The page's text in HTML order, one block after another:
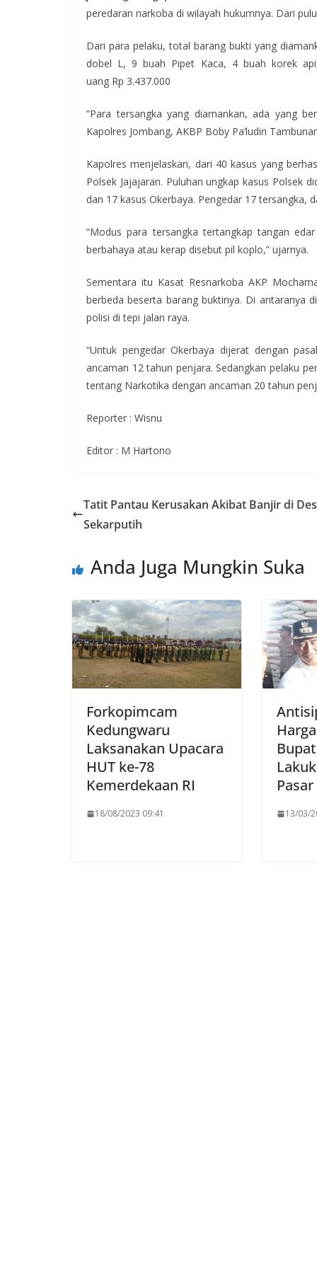
o
o
k
A
p
a
m
peredaran narkoba di wilayah hukumnya. Dari
Dari para pelaku, total barang bukti yang
dobel L, 9 buah Pipet Kaca, 4 buah korek
uang Rp 3.437.000
“Para tersangka yang diamankan, ada yang
Kapolres Jombang, AKBP Boby Pa’ludin
Kapolres menjelaskan, dari 40 kasus yang
Polsek Jajajaran. Puluhan ungkap kasus Polsek
dan 17 kasus Okerbaya. Pengedar 17 tersangka,
“Modus para tersangka tertangkap tangan
berbahaya atau kerap disebut pil koplo,” ujarnya.
Sementara itu Kasat Resnarkoba AKP
berbeda beserta barang buktinya. Di antaranya
polisi di tepi jalan raya.
“Untuk pengedar Okerbaya dijerat dengan
ancaman 12 tahun penjara. Sedangkan pelaku
tentang Narkotika dengan ancaman 20 tahun
Reporter : Wisnu
Editor : M Hartono
Tatit Pantau Kerusakan Akibat Banjir di
Sekarputih
Anda Juga Mungkin Suka
Forkopimcam
Kedungwaru
Laksanakan Upacara
HUT ke-78
Kemerdekaan RI
18/08/2023 09:41
Pasar
13/03/